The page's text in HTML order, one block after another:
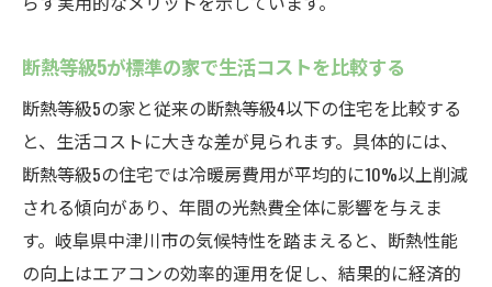
断熱等級5が標準の家で生活コストを比較する
断熱等級5の家と従来の断熱等級4以下の住宅を比較する
と、生活コストに大きな差が見られます。具体的には、
断熱等級5の住宅では冷暖房費用が平均的に10%以上削減
される傾向があり、年間の光熱費全体に影響を与えま
す。岐阜県中津川市の気候特性を踏まえると、断熱性能
の向上はエアコンの効率的運用を促し、結果的に経済的